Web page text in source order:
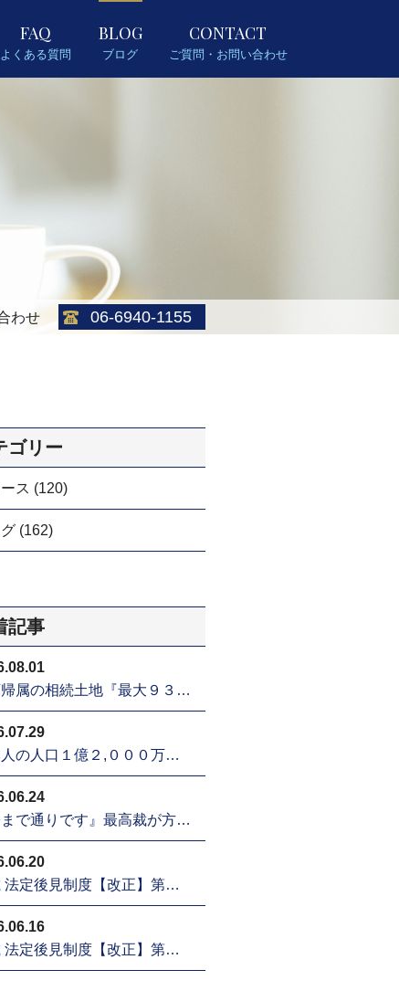
FAQ
よくある質問
BLOG
ブログ
CONTACT
ご質問・お問い合わせ
わせ 06-6940-1155
ゴリー
ス (120)
(162)
記事
帰属の相続土地『最大９３…
人の人口１億２,０００万…
まで通りです』最高裁が方…
法定後見制度【改正】第…
法定後見制度【改正】第…